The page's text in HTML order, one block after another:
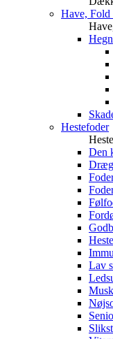
Have,
Hegn
Hestefoder
Den
Lav